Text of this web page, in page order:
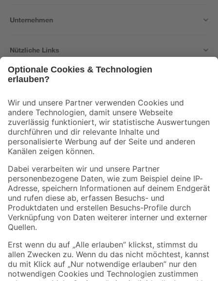
Unternehmen
Nützliche Links
Der toom Newsletter: Keine Angebote und Aktionen mehr verpassen!
Zur Newsletter Anmeldung
Folge uns
Zahlungsarten Versandarten
Sicher einkaufen
Jetzt die toom-App herunterladen